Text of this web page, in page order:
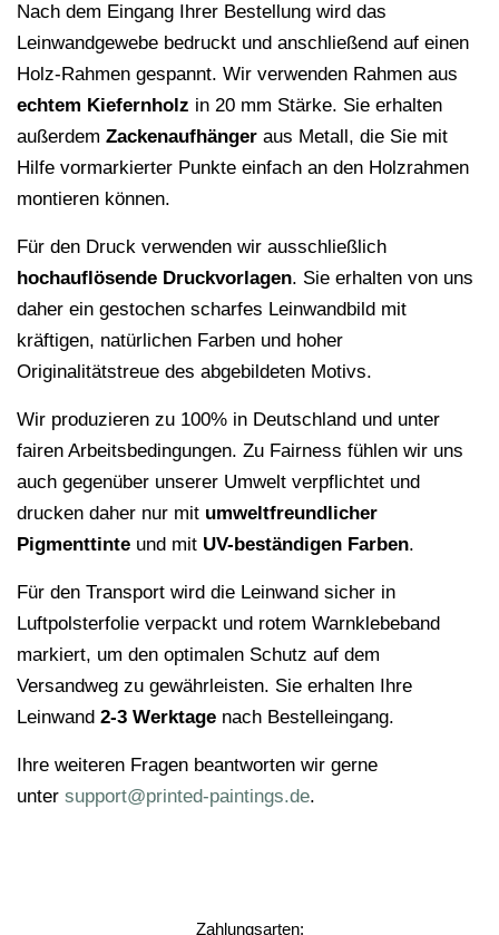
Nach dem Eingang Ihrer Bestellung wird das
Leinwandgewebe bedruckt und anschließend auf einen
Holz-Rahmen gespannt. Wir verwenden Rahmen aus
echtem Kiefernholz in 20 mm Stärke. Sie erhalten
außerdem Zackenaufhänger aus Metall, die Sie mit
Hilfe vormarkierter Punkte einfach an den Holzrahmen
montieren können.
Für den Druck verwenden wir ausschließlich
hochauflösende Druckvorlagen. Sie erhalten von uns
daher ein gestochen scharfes Leinwandbild mit
kräftigen, natürlichen Farben und hoher
Originalitätstreue des abgebildeten Motivs.
Wir produzieren zu 100% in Deutschland und unter
fairen Arbeitsbedingungen. Zu Fairness fühlen wir uns
auch gegenüber unserer Umwelt verpflichtet und
drucken daher nur mit umweltfreundlicher
Pigmenttinte und mit UV-beständigen Farben.
Für den Transport wird die Leinwand sicher in
Luftpolsterfolie verpackt und rotem Warnklebeband
markiert, um den optimalen Schutz auf dem
Versandweg zu gewährleisten. Sie erhalten Ihre
Leinwand 2-3 Werktage nach Bestelleingang.
Ihre weiteren Fragen beantworten wir gerne
unter support@printed-paintings.de.
Zahlungsarten: